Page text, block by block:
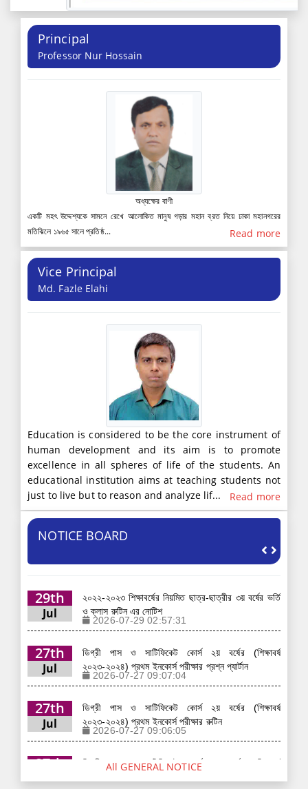
Principal
Professor Nur Hossain
অধ্যক্ষের বাণী
একটি মহৎ উদ্দেশ্যকে সামনে রেখে আলোকিত মানুষ গড়ার মহান ব্রত নিয়ে ঢাকা মহানগরের
মতিঝিলে ১৯৬৫ সালে প্রতিষ্ঠ...
Read more
Vice Principal
Md. Fazle Elahi
Education is considered to be the core instrument of
human development and its aim is to promote
excellence in all spheres of life of the students. An
educational institution aims at teaching students not
just to live but to reason and analyze lif...
Read more
NOTICE BOARD
29th
Jul
২০২২-২০২৩ শিক্ষাবর্ষের নিয়মিত ছাত্র-ছাত্রীর ৩য় বর্ষের ভর্তি
ও ক্লাস রুটিন এর নোটিশ
2026-07-29 02:57:31
27th
Jul
ডিগ্রী পাস ও সাটিফিকেট কোর্স ২য় বর্ষের (শিক্ষাবর্ষ
২০২৩-২০২৪) প্রথম ইনকোর্স পরীক্ষার প্রশ্ন প্যার্টান
2026-07-27 09:07:04
27th
Jul
ডিগ্রী পাস ও সাটিফিকেট কোর্স ২য় বর্ষের (শিক্ষাবর্ষ
২০২৩-২০২৪) প্রথম ইনকোর্স পরীক্ষার রুটিন
2026-07-27 09:06:05
27th
Jul
ডিগ্রী পাস ও সাটিফিকেট কোর্স ২য় বর্ষের (শিক্ষাবর্ষ
All GENERAL NOTICE